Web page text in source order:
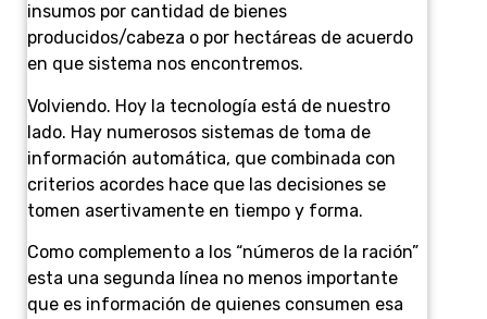
insumos por cantidad de bienes
producidos/cabeza o por hectáreas de acuerdo
en que sistema nos encontremos.
Volviendo. Hoy la tecnología está de nuestro
lado. Hay numerosos sistemas de toma de
información automática, que combinada con
criterios acordes hace que las decisiones se
tomen asertivamente en tiempo y forma.
Como complemento a los “números de la ración”
esta una segunda línea no menos importante
que es información de quienes consumen esa